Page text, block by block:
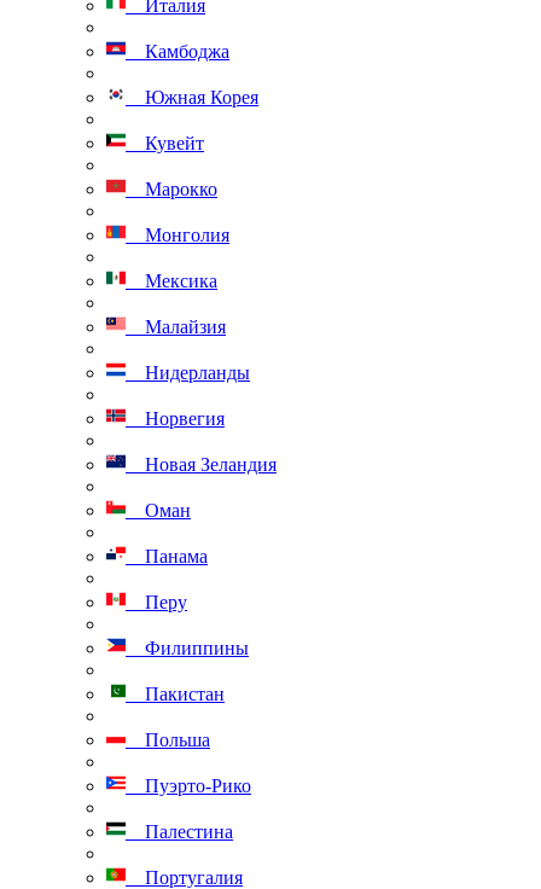
Италия
Камбоджа
Южная Корея
Кувейт
Марокко
Монголия
Мексика
Малайзия
Нидерланды
Норвегия
Новая Зеландия
Оман
Панама
Перу
Филиппины
Пакистан
Польша
Пуэрто-Рико
Палестина
Португалия